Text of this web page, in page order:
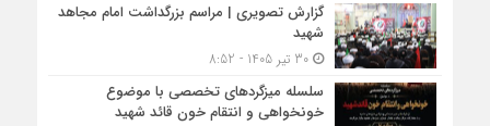
گزارش تصویری | مراسم بزرگداشت امام مجاهد
شهید
30 تیر 1405 - 8:52
سلسله میزگردهای تخصصی با موضوع
خونخواهی و انتقام خون قائد شهید